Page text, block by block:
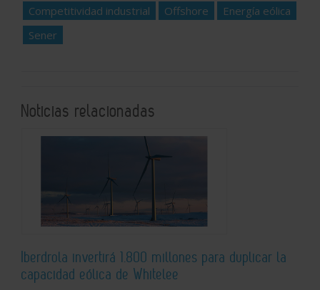
Competitividad industrial
Offshore
Energía eólica
Sener
Noticias relacionadas
Iberdrola invertirá 1.800 millones para duplicar la
capacidad eólica de Whitelee